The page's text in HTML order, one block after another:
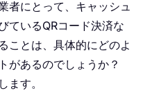
者にとって、キャッシュ
ているQRコード決済な
ことは、具体的にどのよ
があるのでしょうか？
ます。